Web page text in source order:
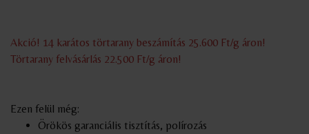
Akció! 14 karátos törtarany beszámítás 25.600 Ft/g áron!
Törtarany felvásárlás 22.500 Ft/g áron!
Ezen felül még:
Örökös garanciális tisztítás, polírozás